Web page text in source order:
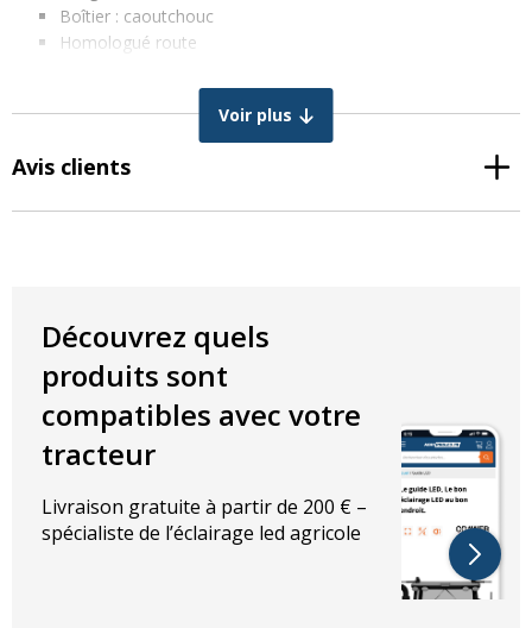
Boîtier : caoutchouc
Homologué route
Version: long
Couleurs
Blanc – avant
Rouge – arrière
Jaune – côté
Voir plus
Avis clients
Découvrez quels
produits sont
compatibles avec votre
tracteur
Livraison gratuite à partir de 200 € –
spécialiste de l’éclairage led agricole